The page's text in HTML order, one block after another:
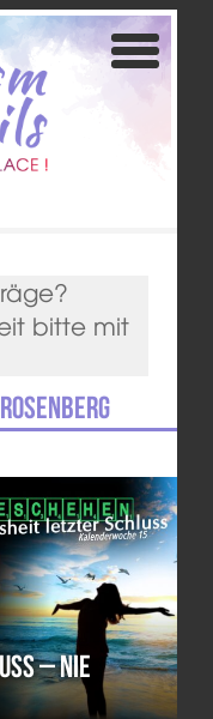
bitte mit
– Nie